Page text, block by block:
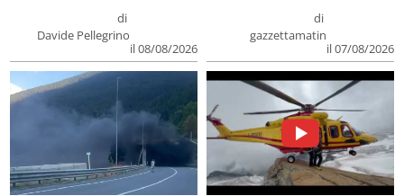
di
Davide Pellegrino
il 08/08/2026
di
gazzettamatin
il 07/08/2026